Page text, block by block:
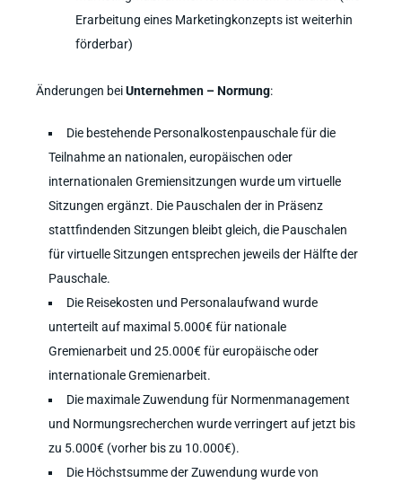
Erarbeitung eines Marketingkonzepts ist weiterhin
förderbar)
Änderungen beiUnternehmen – Normung:
Die bestehende Personalkostenpauschale für die
Teilnahme an nationalen, europäischen oder
internationalen Gremiensitzungen wurde um virtuelle
Sitzungen ergänzt. Die Pauschalen der in Präsenz
stattfindenden Sitzungen bleibt gleich, die Pauschalen
für virtuelle Sitzungen entsprechen jeweils der Hälfte der
Pauschale.
Die Reisekosten und Personalaufwand wurde
unterteilt auf maximal 5.000€ für nationale
Gremienarbeit und 25.000€ für europäische oder
internationale Gremienarbeit.
Die maximale Zuwendung für Normenmanagement
und Normungsrecherchen wurde verringert auf jetzt bis
zu 5.000€ (vorher bis zu 10.000€).
Die Höchstsumme der Zuwendung wurde von